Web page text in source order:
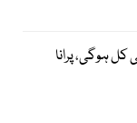
ہوگی، پرانا